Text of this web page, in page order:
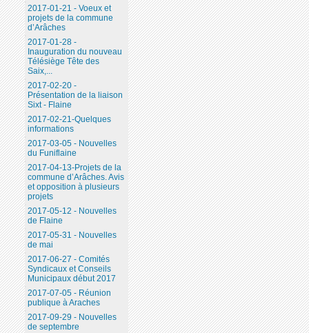
2017-01-21 - Voeux et
projets de la commune
d’Arâches
2017-01-28 -
Inauguration du nouveau
Télésiège Tête des
Saix,...
2017-02-20 -
Présentation de la liaison
Sixt - Flaine
2017-02-21-Quelques
informations
2017-03-05 - Nouvelles
du Funiflaine
2017-04-13-Projets de la
commune d’Arâches. Avis
et opposition à plusieurs
projets
2017-05-12 - Nouvelles
de Flaine
2017-05-31 - Nouvelles
de mai
2017-06-27 - Comités
Syndicaux et Conseils
Municipaux début 2017
2017-07-05 - Réunion
publique à Araches
2017-09-29 - Nouvelles
de septembre